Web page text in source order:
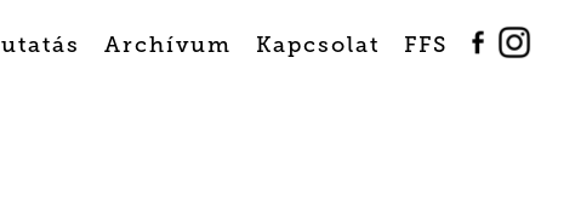
Archívum Kapcsolat FFS